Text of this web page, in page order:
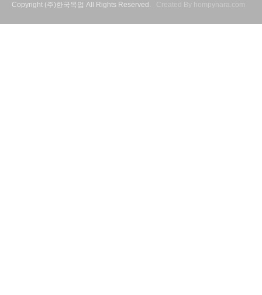
Copyright (주)한국목업 All Rights Reserved. Created By hompynara.com